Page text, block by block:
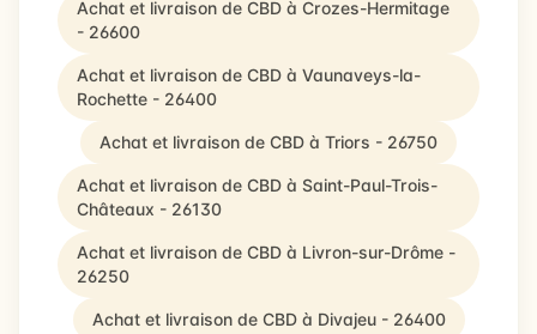
Achat et livraison de CBD à Crozes-Hermitage
- 26600
Achat et livraison de CBD à Vaunaveys-la-
Rochette - 26400
Achat et livraison de CBD à Triors - 26750
Achat et livraison de CBD à Saint-Paul-Trois-
Châteaux - 26130
Achat et livraison de CBD à Livron-sur-Drôme -
26250
Achat et livraison de CBD à Divajeu - 26400